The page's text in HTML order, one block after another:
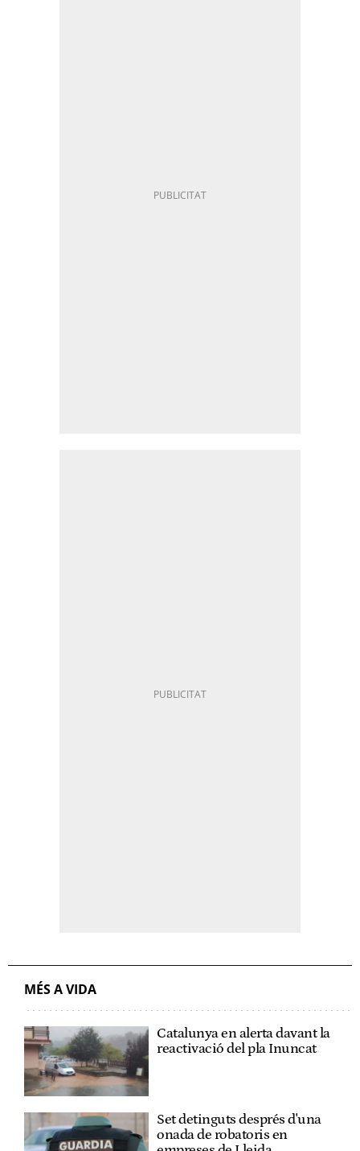
MÉS A VIDA
Catalunya en alerta davant la
reactivació del pla Inuncat
Set detinguts després d'una
onada de robatoris en